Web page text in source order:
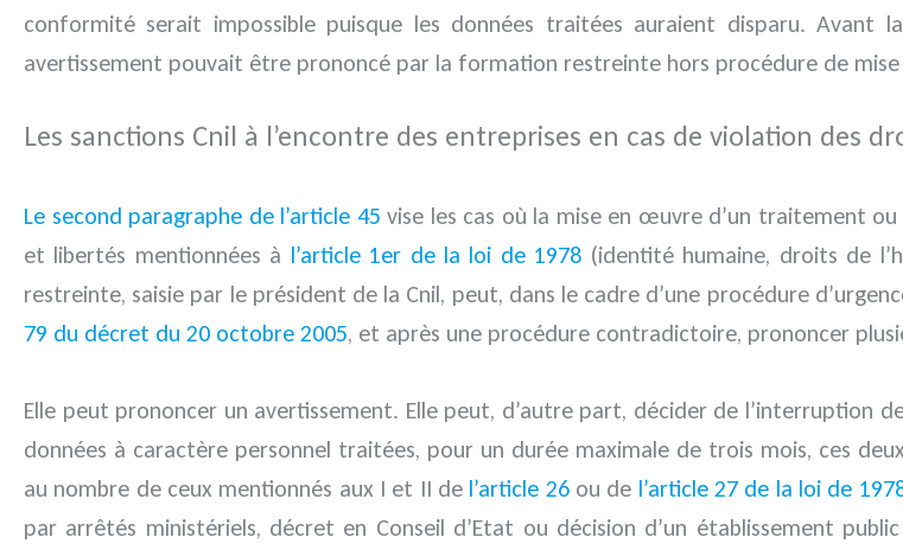
conformité serait impossible puisque les données traitées auraient disparu. Avant
avertissement pouvait être prononcé par la formation restreinte hors procédure de mise
Les sanctions Cnil à l’encontre des entreprises en cas de violation des
Le second paragraphe de l’article 45 vise les cas où la mise en œuvre d’un traitement
et libertés mentionnées à l’article 1er de la loi de 1978 (identité humaine, droits de
restreinte, saisie par le président de la Cnil, peut, dans le cadre d’une procédure
79 du décret du 20 octobre 2005, et après une procédure contradictoire, prononcer
Elle peut prononcer un avertissement. Elle peut, d’autre part, décider de
données à caractère personnel traitées, pour un durée maximale de trois mois, ces
au nombre de ceux mentionnés aux I et II de l’article 26ou de l’article 27 de la loi de
par arrêtés ministériels, décret en Conseil d’Etat ou décision d’un établissement